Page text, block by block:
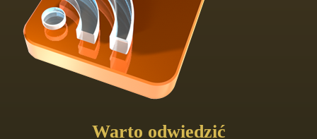
Warto odwiedzić